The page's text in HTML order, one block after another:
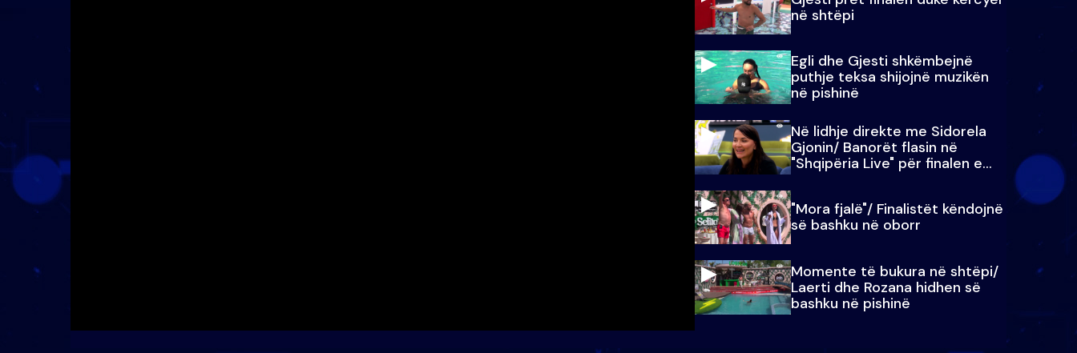
në shtëpi
Egli dhe Gjesti shkëmbejnë
puthje teksa shijojnë muzikën
në pishinë
Në lidhje direkte me Sidorela
Gjonin/ Banorët flasin në
"Shqipëria Live" për finalen e
madhe
"Mora fjalë"/ Finalistët këndojnë
së bashku në oborr
Momente të bukura në shtëpi/
Laerti dhe Rozana hidhen së
bashku në pishinë